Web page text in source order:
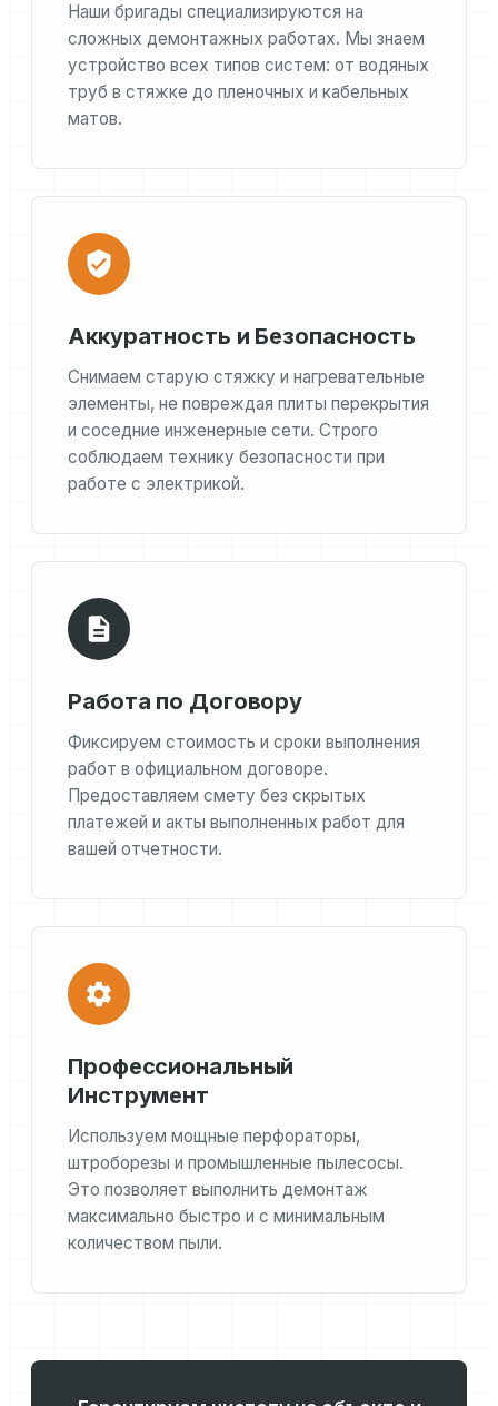
Наши бригады специализируются на
сложных демонтажных работах. Мы знаем
устройство всех типов систем: от водяных
труб в стяжке до пленочных и кабельных
матов.
Аккуратность и Безопасность
Снимаем старую стяжку и нагревательные
элементы, не повреждая плиты перекрытия
и соседние инженерные сети. Строго
соблюдаем технику безопасности при
работе с электрикой.
Работа по Договору
Фиксируем стоимость и сроки выполнения
работ в официальном договоре.
Предоставляем смету без скрытых
платежей и акты выполненных работ для
вашей отчетности.
Профессиональный
Инструмент
Используем мощные перфораторы,
штроборезы и промышленные пылесосы.
Это позволяет выполнить демонтаж
максимально быстро и с минимальным
количеством пыли.